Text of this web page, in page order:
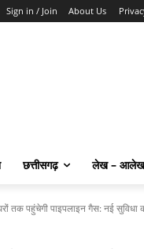
Sign in / Join About Us
छत्तीसगढ़ लेख – आलेख
तक पहुंचेगी पाइपलाइन गैस: नई सुविधा